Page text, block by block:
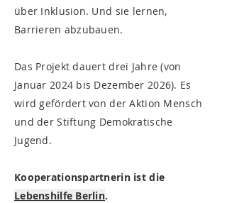
über Inklusion. Und sie lernen,
Barrieren abzubauen.
Das Projekt dauert drei Jahre (von
Januar 2024 bis Dezember 2026). Es
wird gefördert von der Aktion Mensch
und der Stiftung Demokratische
Jugend.
Kooperationspartnerin ist die
Lebenshilfe Berlin.